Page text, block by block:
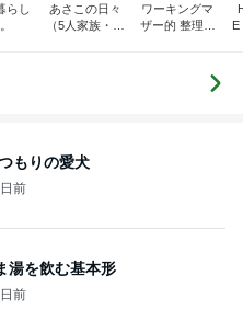
らし
あさこの日々
（5人家族・投
ワーキングマ
ザー的 整理収
E
もりの愛犬
前
湯を飲む基本形
前